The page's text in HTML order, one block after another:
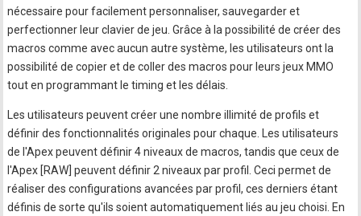
nécessaire pour facilement personnaliser, sauvegarder et
perfectionner leur clavier de jeu. Grâce à la possibilité de créer des
macros comme avec aucun autre système, les utilisateurs ont la
possibilité de copier et de coller des macros pour leurs jeux MMO
tout en programmant le timing et les délais.
Les utilisateurs peuvent créer une nombre illimité de profils et
définir des fonctionnalités originales pour chaque. Les utilisateurs
de l'Apex peuvent définir 4 niveaux de macros, tandis que ceux de
l'Apex [RAW] peuvent définir 2 niveaux par profil. Ceci permet de
réaliser des configurations avancées par profil, ces derniers étant
définis de sorte qu'ils soient automatiquement liés au jeu choisi. En